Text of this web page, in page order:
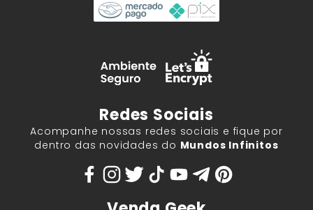
Redes Sociais
Acompanhe nossas redes sociais e fique por
dentro das novidades do Mundos Infinitos